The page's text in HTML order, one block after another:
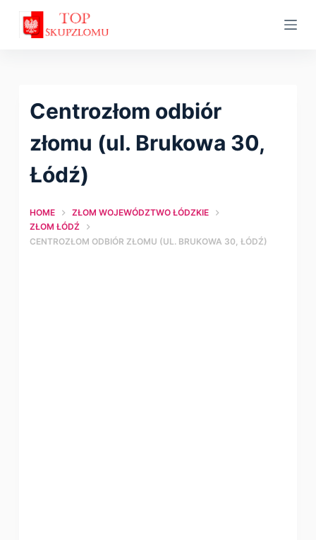
Centrozłom оdbiór
złomu (ul. Brukowa 30,
Łódź)
HOME
ZŁOM WOJEWÓDZTWO ŁÓDZKIE
ZŁOM ŁÓDŹ
CENTROZŁOM ОDBIÓR ZŁOMU (UL. BRUKOWA 30, ŁÓDŹ)